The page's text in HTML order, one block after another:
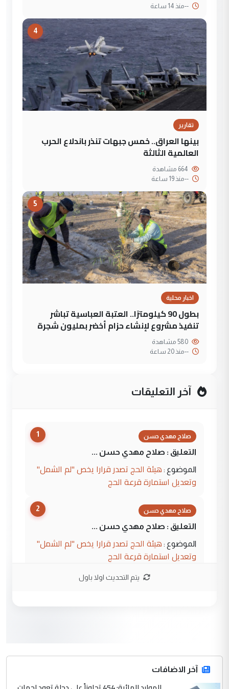
--منذ 14 ساعة
4
تقارير
بينها العراق.. خمس جبهات تنذر باندلاع الحرب
العالمية الثالثة
--منذ 19 ساعة
5
اخبار محلية
بطول 90 كيلومترًا.. العتبة العباسية تباشر
تنفيذ مشروع لإنشاء حزام أخضر بمليون شجرة
--منذ 20 ساعة
آخر التعليقات
1 صلاح مهدي حسن
التعليق : صلاح مهدي حسن ...
الموضوع : هيئة الحج تصدر قرارا يخص "لم الشمل"
وتعديل استمارة قرعة الحج
2 صلاح مهدي حسن
التعليق : صلاح مهدي حسن ...
الموضوع : هيئة الحج تصدر قرارا يخص "لم الشمل"
وتعديل استمارة قرعة الحج
المشترك لا تستهدف أية دولة ومفتوحة لانضمام
الدول الشقيقة
يتم التحديث اولا باول
آخر الاضافات